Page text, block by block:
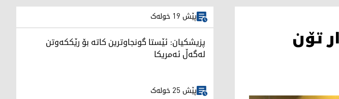
تۆن
پێش 19 خولەک
پزیشکیان: ئێستا گونجاوترین کاتە بۆ رێککەوتن
لەگەڵ ئەمریکا
پێش 25 خولەک